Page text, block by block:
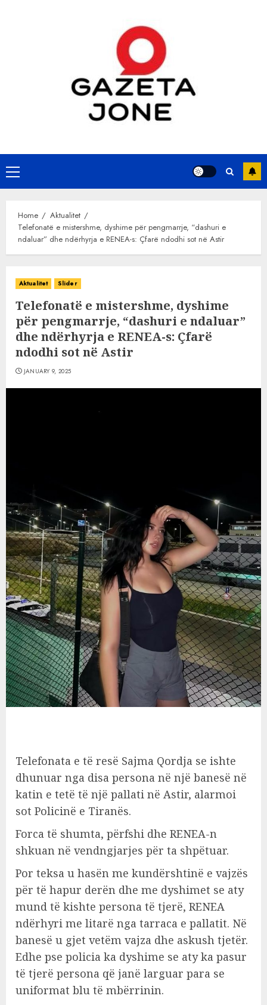
Primary
Menu
Home
Aktualitet
Telefonatë e mistershme, dyshime për pengmarrje, “dashuri e
ndaluar” dhe ndërhyrja e RENEA-s: Çfarë ndodhi sot në Astir
Aktualitet Slider
Telefonatë e mistershme, dyshime
për pengmarrje, “dashuri e ndaluar”
dhe ndërhyrja e RENEA-s: Çfarë
ndodhi sot në Astir
JANUARY 9, 2025
Telefonata e të resë Sajma Qordja se ishte
dhunuar nga disa persona në një banesë në
katin e tetë të një pallati në Astir, alarmoi
sot Policinë e Tiranës.
Forca të shumta, përfshi dhe RENEA-n
shkuan në vendngjarjes për ta shpëtuar.
Por teksa u hasën me kundërshtinë e vajzës
për të hapur derën dhe me dyshimet se aty
mund të kishte persona të tjerë, RENEA
ndërhyri me litarë nga tarraca e pallatit. Në
banesë u gjet vetëm vajza dhe askush tjetër.
Edhe pse policia ka dyshime se aty ka pasur
të tjerë persona që janë larguar para se
uniformat blu të mbërrinin.